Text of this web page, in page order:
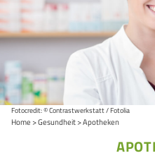
Fotocredit: © Contrastwerkstatt / Fotolia
Home Gesundheit Apotheken